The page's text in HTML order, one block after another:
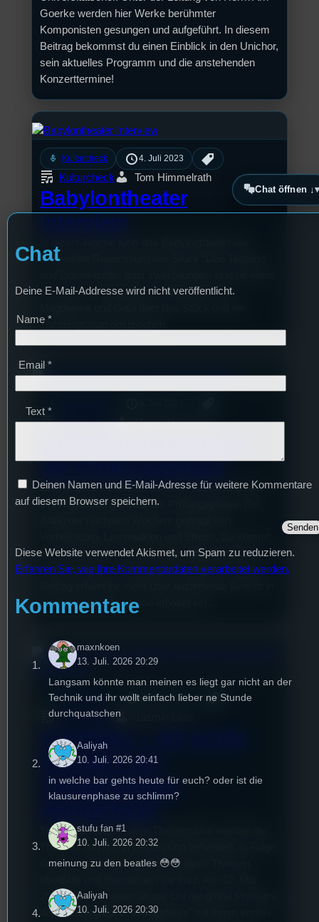
Goerke werden hier Werke berühmter
Komponisten gesungen und aufgeführt. In diesem
Beitrag bekommst du einen Einblick in den Unichor,
sein aktuelles Programm und die anstehenden
Konzerttermine!
mic Kulturcheck 4. Juli 2023
Kulturcheck Tom Himmelrath
Babylontheater
Interview
Universität Regensburg das Stück “Don Tristano
als vier” im Unitheater auf. Wie haben mit
Theatergruppe gesprochen.
Kulturcheck Marie Wohlmann
der Prüfungsphase
Bald beginnt sowohl an der OTH als auch an der
Uni Regensburg wieder die Prüfungsphase. Der
vermutlich allen mal eine kleine Ablenkung bzw.
Abwechslung vom Alltag ganz gelegen. In diesem
der Klausurenphase und erhaltet ein…
mic Kulturcheck 29. Mai 2023
Kulturcheck
Auerhaus – die große
Premiere der
Theatergruppe
Triggerwarnung: In dem Theaterstück werden die
Themen Suizid und Depression behandelt, in Folge
dessen erwähnt dieser Beitrag diese Themen
2023 war im Theater an der Uni die große Premiere
der Theatergruppe “Wortgefecht” mit ihrem ersten
Chat öffnen ↓
Chat
Deine E-Mail-Addresse wird nicht veröffentlicht.
Name *
Email *
Text *
Deinen Namen und E-Mail-Adresse für weitere Kommentare
auf diesem Browser speichern.
Diese Website verwendet Akismet, um Spam zu reduzieren.
Erfahren Sie, wie Ihre Kommentardaten verarbeitet werden.
Kommentare
maxnkoen
13. Juli. 2026 20:29
Langsam könnte man meinen es liegt gar nicht an der
Technik und ihr wollt einfach lieber ne Stunde
durchquatschen
Aaliyah
10. Juli. 2026 20:41
in welche bar gehts heute für euch? oder ist die
klausurenphase zu schlimm?
stufu fan #1
10. Juli. 2026 20:32
meinung zu den beatles 😳😳
Aaliyah
10. Juli. 2026 20:30